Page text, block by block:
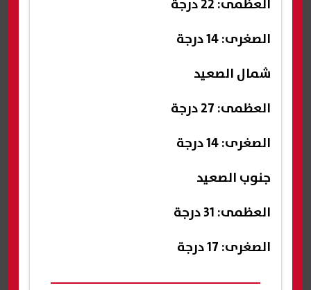
العظمى: 22 درجة
الصغرى: 14 درجة
شمال الصعيد
العظمى: 27 درجة
الصغرى: 14 درجة
جنوب الصعيد
العظمى: 31 درجة
الصغرى: 17 درجة